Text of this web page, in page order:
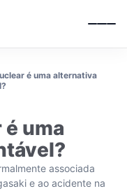
é uma alternativa
uma
associada
e ao acidente na